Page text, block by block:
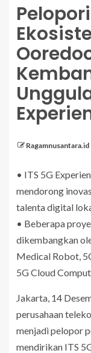
Ragamnusantara.id
• ITS 5G
mendorong
talenta digital
• Beberapa
dikembangkan
Medical Robot,
5G Cloud
Jakarta, 14
perusahaan
menjadi pelopor
mendirikan ITS